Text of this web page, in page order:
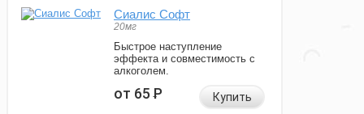
Сиалис Софт
20мг
Быстрое наступление
эффекта и совместимость с
алкоголем.
от 65Р Купить